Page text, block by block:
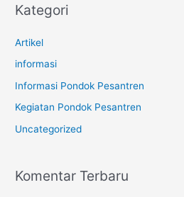
Kategori
Artikel
informasi
Informasi Pondok Pesantren
Kegiatan Pondok Pesantren
Uncategorized
Komentar Terbaru